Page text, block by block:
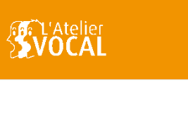
au
contenu